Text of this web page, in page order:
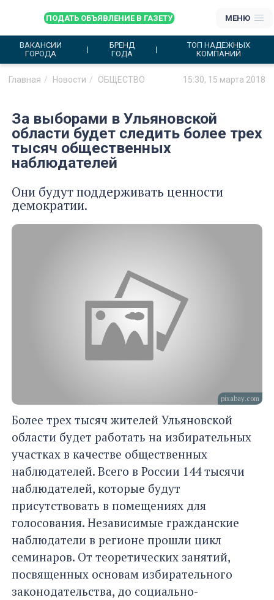
ПОДАТЬ ОБЪЯВЛЕНИЕ В ГАЗЕТУ МЕНЮ
ВАКАНСИИ
ГОРОДА
БРЕНД
ГОДА
ТОП НАДЕЖНЫХ
КОМПАНИЙ
Главная Новости ОБЩЕСТВО 15:30, 15 марта 2018
За выборами в Ульяновской
области будет следить более трех
тысяч общественных
наблюдателей
Они будут поддерживать ценности
демократии.
pixabay.com
Более трех тысяч жителей Ульяновской
области будет работать на избирательных
участках в качестве общественных
наблюдателей. Всего в России 144 тысячи
наблюдателей, которые будут
присутствовать в помещениях для
голосования. Независимые гражданские
наблюдатели в регионе прошли цикл
семинаров. От теоретических занятий,
посвященных основам избирательного
законодательства, до социально-